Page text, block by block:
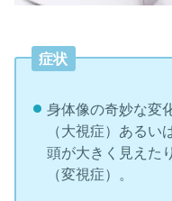
症状
身体像の奇妙な変
（大視症）あるい
頭が大きく見えた
（変視症）。